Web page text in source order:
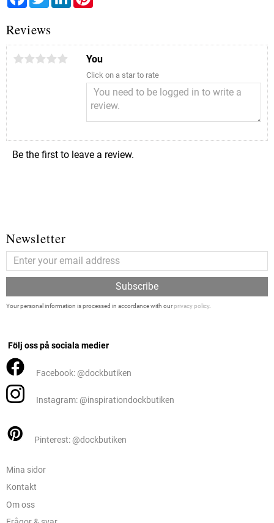
Reviews
You
Click on a star to rate
Be the first to leave a review.
Newsletter
Subscribe
Your personal information is processed in accordance with ourprivacy policy.
Följ oss på sociala medier
Facebook: @dockbutiken
Instagram: @inspirationdockbutiken
Pinterest: @dockbutiken
Mina sidor
Kontakt
Om oss